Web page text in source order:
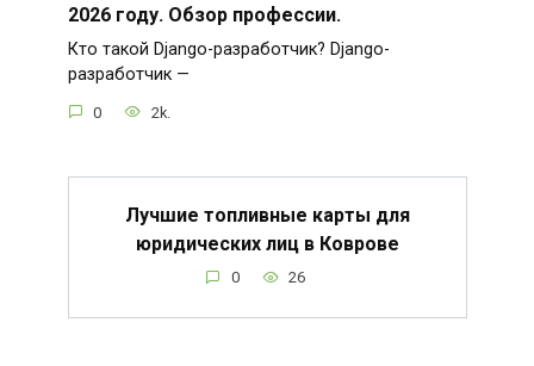
2026 году. Обзор профессии.
Кто такой Django-разработчик? Django-
разработчик —
0 2k.
Лучшие топливные карты для
юридических лиц в Коврове
0 26